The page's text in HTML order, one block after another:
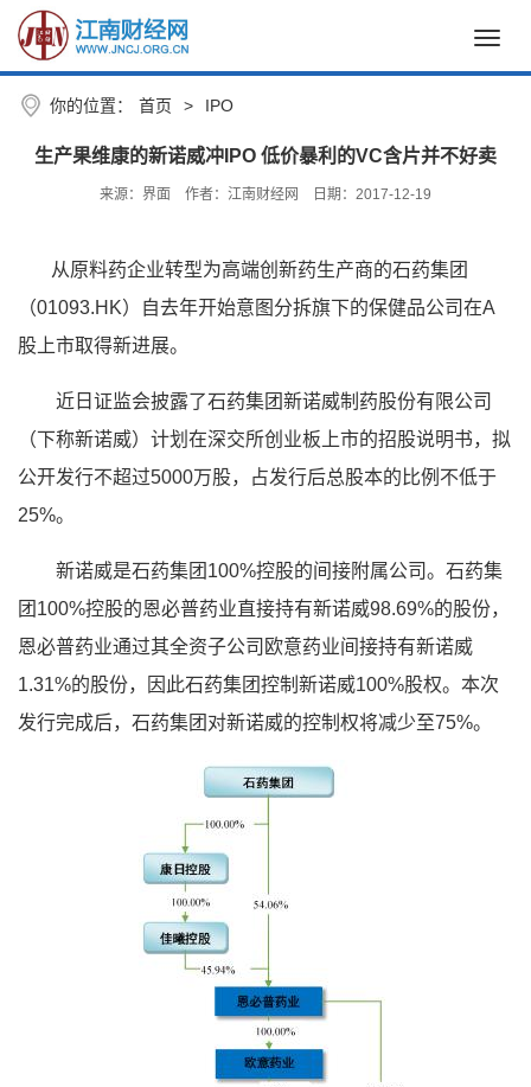
你的位置： 首页 > IPO
生产果维康的新诺威冲IPO 低价暴利的VC含片并不好卖
来源：界面 作者：江南财经网 日期：2017-12-19
从原料药企业转型为高端创新药生产商的石药集团
（01093.HK）自去年开始意图分拆旗下的保健品公司在A
股上市取得新进展。
近日证监会披露了石药集团新诺威制药股份有限公司
（下称新诺威）计划在深交所创业板上市的招股说明书，拟
公开发行不超过5000万股，占发行后总股本的比例不低于
25%。
新诺威是石药集团100%控股的间接附属公司。石药集
团100%控股的恩必普药业直接持有新诺威98.69%的股份，
恩必普药业通过其全资子公司欧意药业间接持有新诺威
1.31%的股份，因此石药集团控制新诺威100%股权。本次
发行完成后，石药集团对新诺威的控制权将减少至75%。